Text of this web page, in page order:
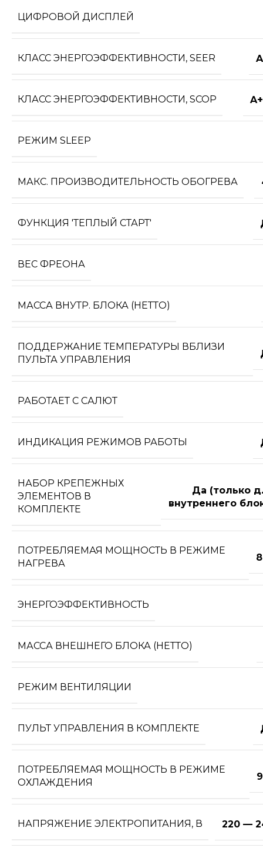
ЦИФРОВОЙ ДИСПЛЕЙ
КЛАСС ЭНЕРГОЭФФЕКТИВНОСТИ, SEER
КЛАСС ЭНЕРГОЭФФЕКТИВНОСТИ, SCOP
РЕЖИМ SLEEP
МАКС. ПРОИЗВОДИТЕЛЬНОСТЬ ОБОГРЕВА
ФУНКЦИЯ 'ТЕПЛЫЙ СТАРТ'
ВЕС ФРЕОНА
МАССА ВНУТР. БЛОКА (НЕТТО)
ПОДДЕРЖАНИЕ ТЕМПЕРАТУРЫ ВБЛИЗИ
ПУЛЬТА УПРАВЛЕНИЯ
РАБОТАЕТ С САЛЮТ
ИНДИКАЦИЯ РЕЖИМОВ РАБОТЫ
НАБОР КРЕПЕЖНЫХ
ЭЛЕМЕНТОВ В
КОМПЛЕКТЕ
Да (только
внутреннего
ПОТРЕБЛЯЕМАЯ МОЩНОСТЬ В РЕЖИМЕ
НАГРЕВА
ЭНЕРГОЭФФЕКТИВНОСТЬ
МАССА ВНЕШНЕГО БЛОКА (НЕТТО)
РЕЖИМ ВЕНТИЛЯЦИИ
ПУЛЬТ УПРАВЛЕНИЯ В КОМПЛЕКТЕ
ПОТРЕБЛЯЕМАЯ МОЩНОСТЬ В РЕЖИМЕ
ОХЛАЖДЕНИЯ
НАПРЯЖЕНИЕ ЭЛЕКТРОПИТАНИЯ, В 220 —